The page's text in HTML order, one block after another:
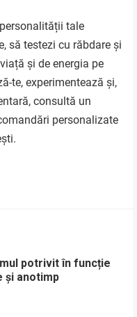
tale
să testezi cu răbdare și
și de energia pe
te, experimentează și,
consultă un
personalizate
potrivit în funcție
și anotimp